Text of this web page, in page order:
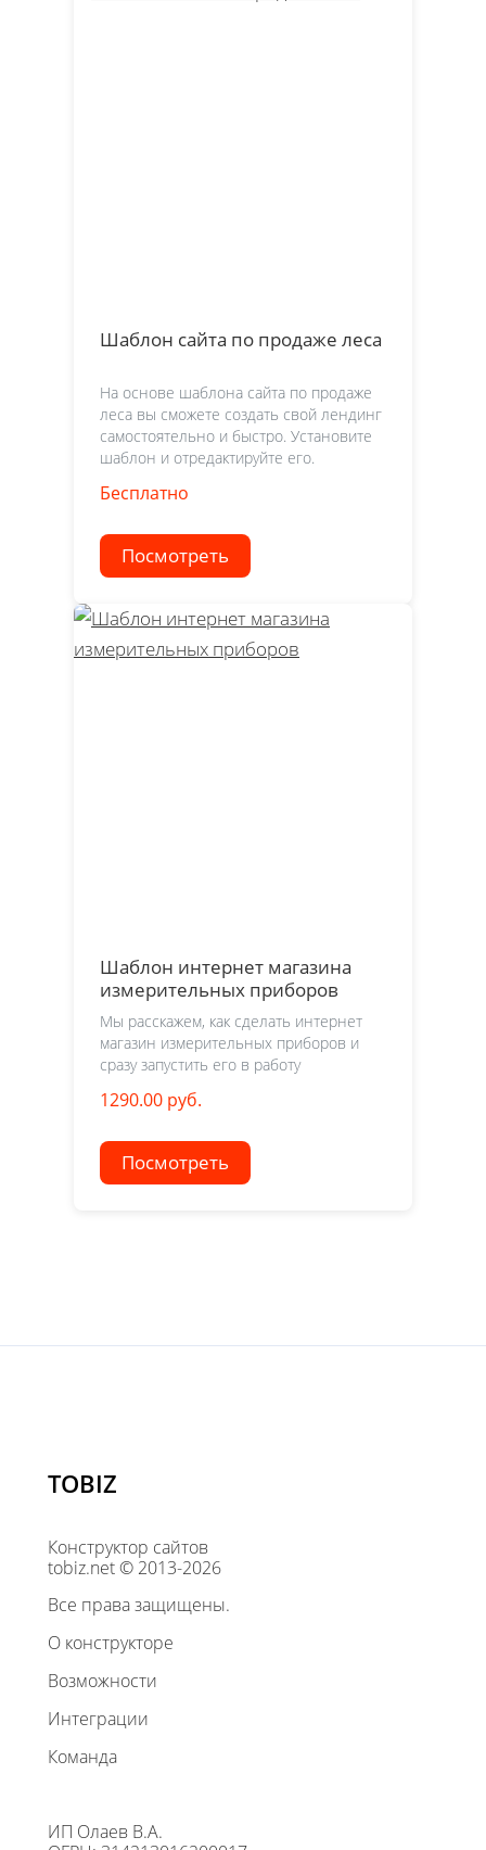
Шаблон сайта по продаже леса
На основе шаблона сайта по продаже
леса вы сможете создать свой лендинг
самостоятельно и быстро. Установите
шаблон и отредактируйте его.
Бесплатно
Посмотреть
Шаблон интернет магазина
измерительных приборов
Мы расскажем, как сделать интернет
магазин измерительных приборов и
сразу запустить его в работу
1290.00 руб.
Посмотреть
TOBIZ
Конструктор сайтов
tobiz.net © 2013-2026
Все права защищены.
О конструкторе
Возможности
Интеграции
Команда
ИП Олаев В.А.